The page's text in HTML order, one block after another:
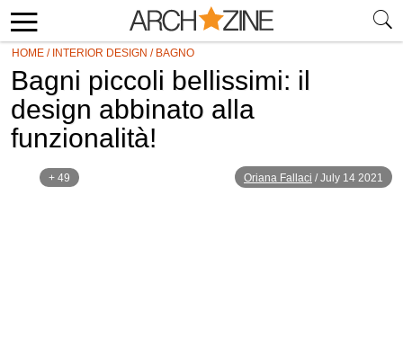
HOME / INTERIOR DESIGN / BAGNO
Bagni piccoli bellissimi: il
design abbinato alla
funzionalità!
+ 49 Oriana Fallaci /July 14 2021